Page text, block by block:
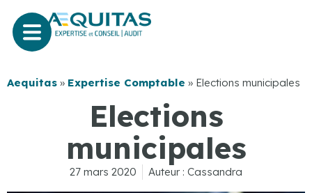
Aequitas » Expertise Comptable » Elections municipales
Elections
municipales
27 mars 2020 Auteur : Cassandra